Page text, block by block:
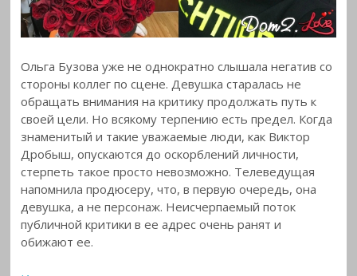
Ольга Бузова уже не однократно слышала негатив со
стороны коллег по сцене. Девушка старалась не
обращать внимания на критику продолжать путь к
своей цели. Но всякому терпению есть предел. Когда
знаменитый и такие уважаемые люди, как Виктор
Дробыш, опускаются до оскорблений личности,
стерпеть такое просто невозможно. Телеведущая
напомнила продюсеру, что, в первую очередь, она
девушка, а не персонаж. Неисчерпаемый поток
публичной критики в ее адрес очень ранят и
обижают ее.